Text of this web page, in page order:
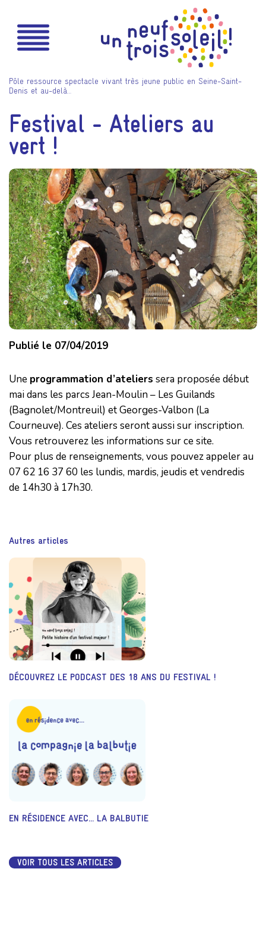
Pôle ressource spectacle vivant très jeune public en Seine-Saint-
Denis et au-delà…
Festival - Ateliers au
vert !
Publié le 07/04/2019
Une programmation d’ateliers sera proposée début
mai dans les parcs Jean-Moulin – Les Guilands
(Bagnolet/Montreuil) et Georges-Valbon (La
Courneuve). Ces ateliers seront aussi sur inscription.
Vous retrouverez les informations sur ce site.
Pour plus de renseignements, vous pouvez appeler au
07 62 16 37 60 les lundis, mardis, jeudis et vendredis
de 14h30 à 17h30.
Autres articles
DÉCOUVREZ LE PODCAST DES 18 ANS DU FESTIVAL !
EN RÉSIDENCE AVEC... LA BALBUTIE
VOIR TOUS LES ARTICLES